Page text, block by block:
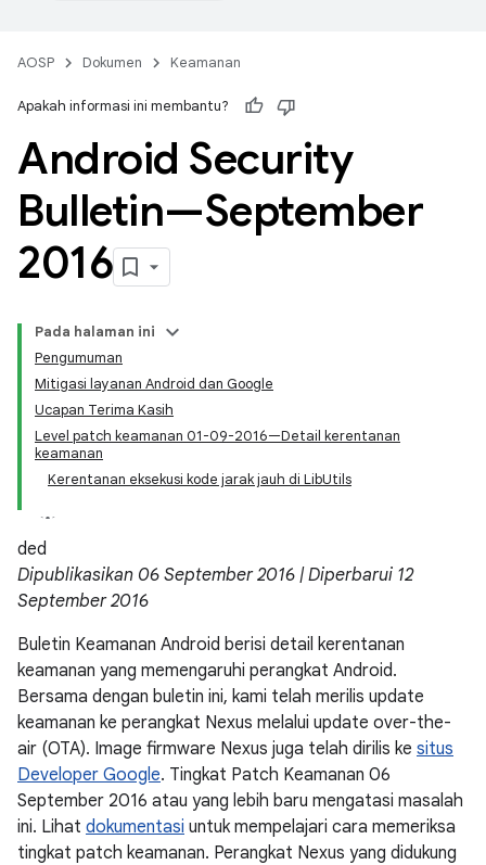
AOSP Dokumen Keamanan
Apakah informasi ini membantu?
Android Security
Bulletin—September
2016
Pada halaman ini
Pengumuman
Mitigasi layanan Android dan Google
Ucapan Terima Kasih
Level patch keamanan 01-09-2016—Detail kerentanan
keamanan
Kerentanan eksekusi kode jarak jauh di LibUtils
ded
Dipublikasikan 06 September 2016 | Diperbarui 12
September 2016
Buletin Keamanan Android berisi detail kerentanan
keamanan yang memengaruhi perangkat Android.
Bersama dengan buletin ini, kami telah merilis update
keamanan ke perangkat Nexus melalui update over-the-
air (OTA). Image firmware Nexus juga telah dirilis ke situs
Developer Google. Tingkat Patch Keamanan 06
September 2016 atau yang lebih baru mengatasi masalah
ini. Lihat dokumentasi untuk mempelajari cara memeriksa
tingkat patch keamanan. Perangkat Nexus yang didukung